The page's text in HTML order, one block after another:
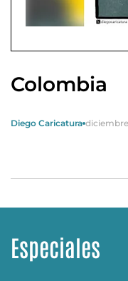
Colombia
Diego Caricatura diciembre
Especiales